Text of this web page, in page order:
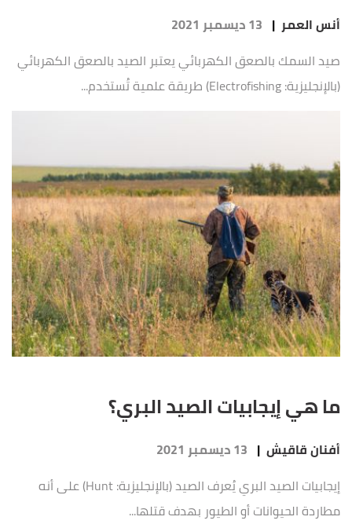
أنس العمر | 13 ديسمبر 2021
صيد السمك بالصعق الكهربائي يعتبر الصيد بالصعق الكهربائي
(بالإنجليزية: Electrofishing) طريقة علمية تُستخدم...
ما هي إيجابيات الصيد البري؟
أفنان قاقيش | 13 ديسمبر 2021
إيجابيات الصيد البري يُعرف الصيد (بالإنجليزية: Hunt) على أنه
مطاردة الحيوانات أو الطيور بهدف قتلها...